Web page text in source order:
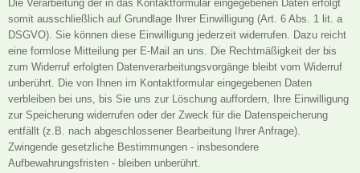
Die Verarbeitung der in das Kontaktformular eingegebenen Daten erfolgt
somit ausschließlich auf Grundlage Ihrer Einwilligung (Art. 6 Abs. 1 lit. a
DSGVO). Sie können diese Einwilligung jederzeit widerrufen. Dazu reicht
eine formlose Mitteilung per E-Mail an uns. Die Rechtmäßigkeit der bis
zum Widerruf erfolgten Datenverarbeitungsvorgänge bleibt vom Widerruf
unberührt. Die von Ihnen im Kontaktformular eingegebenen Daten
verbleiben bei uns, bis Sie uns zur Löschung auffordern, Ihre Einwilligung
zur Speicherung widerrufen oder der Zweck für die Datenspeicherung
entfällt (z.B. nach abgeschlossener Bearbeitung Ihrer Anfrage).
Zwingende gesetzliche Bestimmungen - insbesondere
Aufbewahrungsfristen - bleiben unberührt.